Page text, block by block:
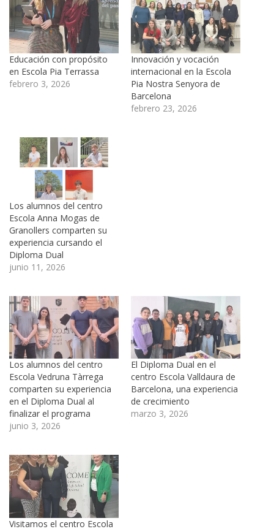
Educación con propósito
en Escola Pia Terrassa
febrero 3, 2026
Innovación y vocación
internacional en la Escola
Pia Nostra Senyora de
Barcelona
febrero 23, 2026
Los alumnos del centro
Escola Anna Mogas de
Granollers comparten su
experiencia cursando el
Diploma Dual
junio 11, 2026
Los alumnos del centro
Escola Vedruna Tàrrega
comparten su experiencia
en el Diploma Dual al
finalizar el programa
junio 3, 2026
El Diploma Dual en el
centro Escola Valldaura de
Barcelona, una experiencia
de crecimiento
marzo 3, 2026
Visitamos el centro Escola